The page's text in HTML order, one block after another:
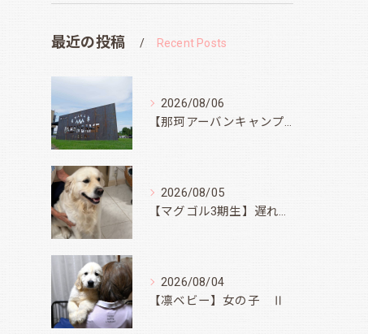
最近の投稿 Recent Posts
2026/08/06
【那珂アーバンキャンプフィールド】
2026/08/05
【マグゴル3期生】遅ればせながら
2026/08/04
【凛ベビー】女の子 Ⅱ